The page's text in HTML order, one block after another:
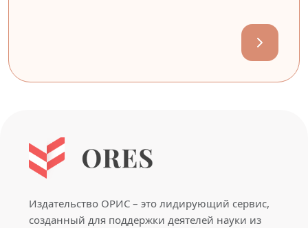
Издательство ОРИС – это лидирующий сервис,
созданный для поддержки деятелей науки из